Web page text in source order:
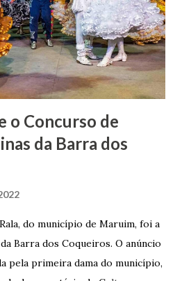
reserva financeira. João
construir a Igreja Matriz de Nosso
que foi inaugurada em 1862 e
Joaquim de Vasconcelos. A Igreja
o Concurso de
da Barra dos
do município de Maruim, foi a
Barra dos Coqueiros. O anúncio
pela primeira dama do município,